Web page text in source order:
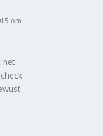
om
het